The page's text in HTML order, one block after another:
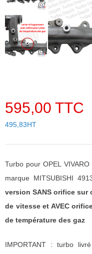
595,00 TTC
495,83HT
Turbo pour OPEL
marque MITSUBISHI
version SANS orifice sur
de vitesse et AVEC
de température des gaz
IMPORTANT : turbo